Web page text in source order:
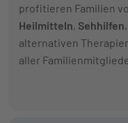
profitieren Familien
Heilmitteln, Sehhilfen,
alternativen
aller